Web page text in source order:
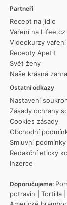
Partneři
Recept na jídlo
Vaření na Lifee.cz
Videokurzy vaření
Recepty Apetit
Svět ženy
Naše krásná
Ostatní odkazy
Nastavení
Zásady ochrany
Cookies zásady
Obchodní
Smluvní podmínky
Redakční etický
Inzerce
Doporučujeme:
potravin
Tortilla